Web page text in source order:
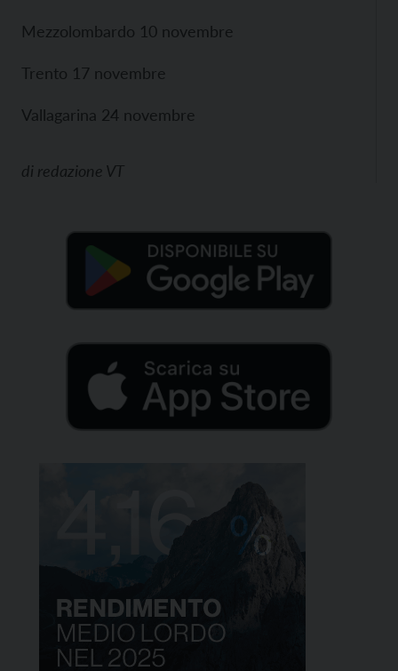
Mezzolombardo 10 novembre
Trento 17 novembre
Vallagarina 24 novembre
di redazione VT